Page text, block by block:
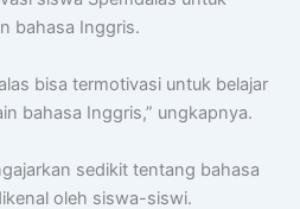
bahasa Inggris.
bisa termotivasi untuk belajar
bahasa Inggris,” ungkapnya.
sedikit tentang bahasa
oleh siswa-siswi.